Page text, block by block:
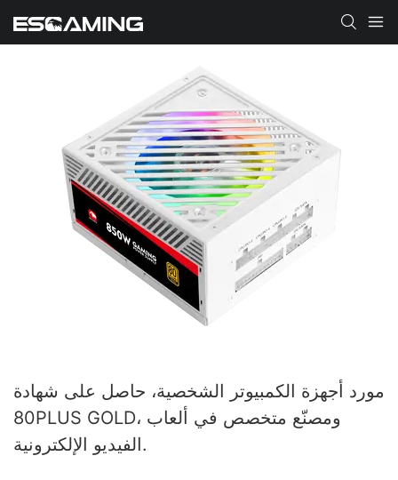
مورد أجهزة الكمبيوتر الشخصية، حاصل على شهادة
80PLUS GOLD، ومصنّع متخصص في ألعاب
الفيديو الإلكترونية.